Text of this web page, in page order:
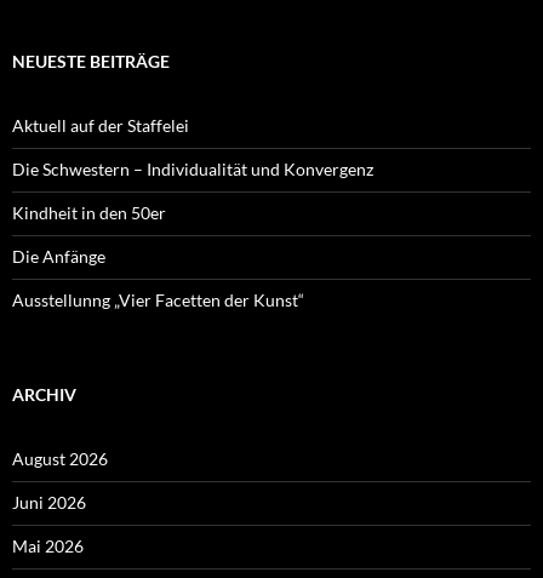
NEUESTE BEITRÄGE
Aktuell auf der Staffelei
Die Schwestern – Individualität und Konvergenz
Kindheit in den 50er
Die Anfänge
Ausstellunng „Vier Facetten der Kunst“
ARCHIV
August 2026
Juni 2026
Mai 2026